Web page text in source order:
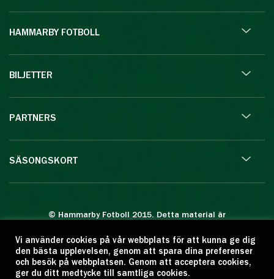
HAMMARBY FOTBOLL
BILJETTER
PARTNERS
SÄSONGSKORT
© Hammarby Fotboll 2015. Detta material är
Eftertryck eller annan kopiering är förbjuden.
Citera oss gärna men ange källan:
www.hammarbyfotboll.se. Ansvarig utgivare:
Vi använder cookies på vår webbplats för att kunna ge dig
den bästa upplevelsen, genom att spara dina preferenser
och besök på webbplatsen. Genom att acceptera cookies,
ger du ditt medtycke till samtliga cookies.